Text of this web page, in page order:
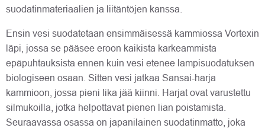
suodatinmateriaalien ja liitäntöjen kanssa.
Ensin vesi suodatetaan ensimmäisessä kammiossa Vortexin
läpi, jossa se pääsee eroon kaikista karkeammista
epäpuhtauksista ennen kuin vesi etenee lampisuodatuksen
biologiseen osaan. Sitten vesi jatkaa Sansai-harja
kammioon, jossa pieni lika jää kiinni. Harjat ovat varustettu
silmukoilla, jotka helpottavat pienen lian poistamista.
Seuraavassa osassa on japanilainen suodatinmatto, joka